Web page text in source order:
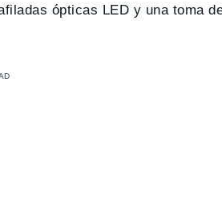
ópticas LED y una toma